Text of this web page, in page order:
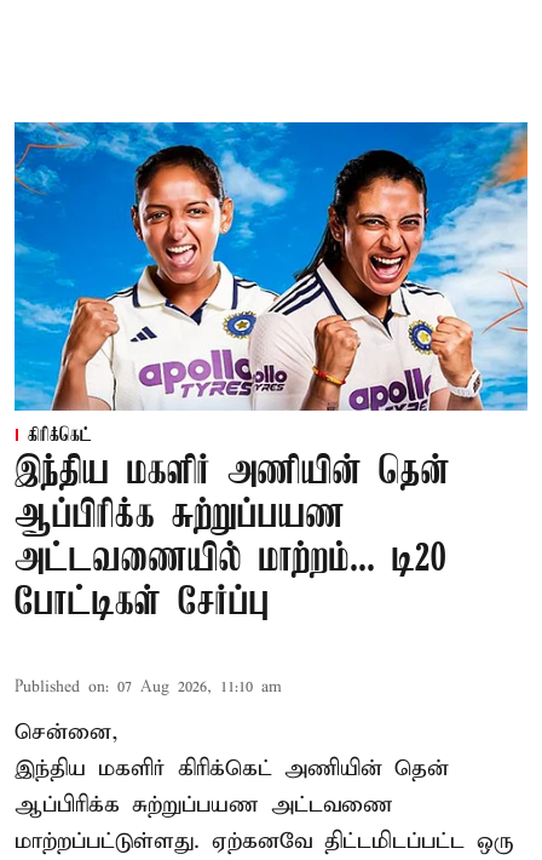
கிரிக்கெட்
இந்திய மகளிர் அணியின் தென்
ஆப்பிரிக்க சுற்றுப்பயண
அட்டவணையில் மாற்றம்... டி20
போட்டிகள் சேர்ப்பு
Published on: 07 Aug 2026, 11:10 am
சென்னை,
இந்திய மகளிர் கிரிக்கெட் அணியின் தென்
ஆப்பிரிக்க சுற்றுப்பயண அட்டவணை
மாற்றப்பட்டுள்ளது. ஏற்கனவே திட்டமிடப்பட்ட ஒரு